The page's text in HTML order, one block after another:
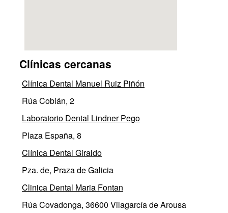
Clínicas cercanas
Clínica Dental Manuel Ruiz Piñón
Rúa Cobián, 2
Laboratorio Dental Lindner Pego
Plaza España, 8
Clínica Dental Giraldo
Pza. de, Praza de Galicia
Clinica Dental Maria Fontan
Rúa Covadonga, 36600 Vilagarcía de Arousa